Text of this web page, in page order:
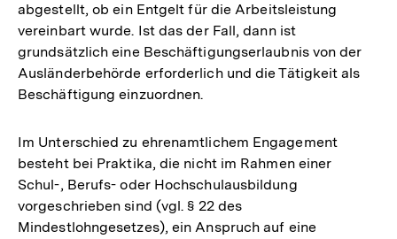
abgestellt, ob ein Entgelt für die Arbeitsleistung
vereinbart wurde. Ist das der Fall, dann ist
grundsätzlich eine Beschäftigungserlaubnis von der
Ausländerbehörde erforderlich und die Tätigkeit als
Beschäftigung einzuordnen.
Im Unterschied zu ehrenamtlichem Engagement
besteht bei Praktika, die nicht im Rahmen einer
Schul-, Berufs- oder Hochschulausbildung
vorgeschrieben sind (vgl. § 22 des
Mindestlohngesetzes), ein Anspruch auf eine